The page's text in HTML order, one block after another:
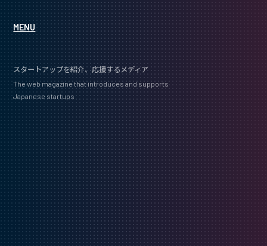
MENU
スタートアップを紹介、応援するメディア
The web magazine that introduces and supports
Japanese startups